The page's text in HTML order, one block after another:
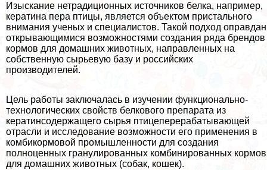
Изыскание нетрадиционных источников белка, например,
кератина пера птицы, является объектом пристального
внимания ученых и специалистов. Такой подход оправдан
открывающимися возможностями создания ряда брендов
кормов для домашних животных, направленных на
собственную сырьевую базу и российских
производителей.
Цель работы заключалась в изучении функционально-
технологических свойств белкового препарата из
кератинсодержащего сырья птицепереpaбатывающей
отрасли и исследование возможности его применения в
комбикормовой промышленности для создания
полноценных гранулированных комбинированных кормов
для домашних животных (собак, кошек).